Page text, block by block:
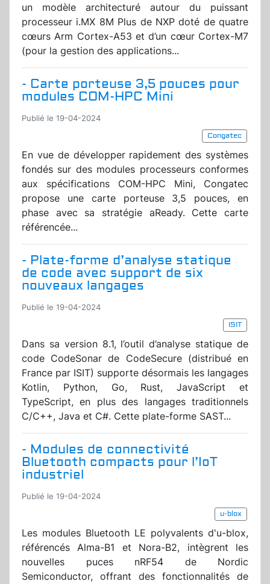
un modèle architecturé autour du puissant
processeur i.MX 8M Plus de NXP doté de quatre
cœurs Arm Cortex-A53 et d’un cœur Cortex-M7
(pour la gestion des applications...
- Carte porteuse 3,5 pouces pour
modules COM-HPC Mini
Publié le 19-04-2024
Congatec
En vue de développer rapidement des systèmes
fondés sur des modules processeurs conformes
aux spécifications COM-HPC Mini, Congatec
propose une carte porteuse 3,5 pouces, en
phase avec sa stratégie aReady. Cette carte
référencée...
- Plate-forme d’analyse statique
de code avec support de six
nouveaux langages
Publié le 19-04-2024
ISIT
Dans sa version 8.1, l’outil d’analyse statique de
code CodeSonar de CodeSecure (distribué en
France par ISIT) supporte désormais les langages
Kotlin, Python, Go, Rust, JavaScript et
TypeScript, en plus des langages traditionnels
C/C++, Java et C#. Cette plate-forme SAST...
- Modules de connectivité
Bluetooth compacts pour l’IoT
industriel
Publié le 19-04-2024
u-blox
Les modules Bluetooth LE polyvalents d'u-blox,
référencés Alma-B1 et Nora-B2, intègrent les
nouvelles puces nRF54 de Nordic
Semiconductor, offrant des fonctionnalités de